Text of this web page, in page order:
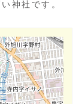
神社です。